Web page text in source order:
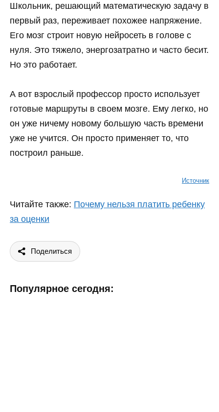
Школьник, решающий математическую задачу в
первый раз, переживает похожее напряжение.
Его мозг строит новую нейросеть в голове с
нуля. Это тяжело, энергозатратно и часто бесит.
Но это работает.
А вот взрослый профессор просто использует
готовые маршруты в своем мозге. Ему легко, но
он уже ничему новому большую часть времени
уже не учится. Он просто применяет то, что
построил раньше.
Источник
Читайте также: Почему нельзя платить ребенку
за оценки
Поделиться
Популярное сегодня: